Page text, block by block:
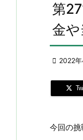
第
金や
 2022
今回の